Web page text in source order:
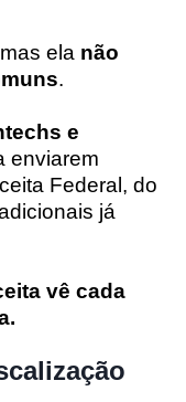
ela não
.
e
enviarem
Federal, do
já
vê cada